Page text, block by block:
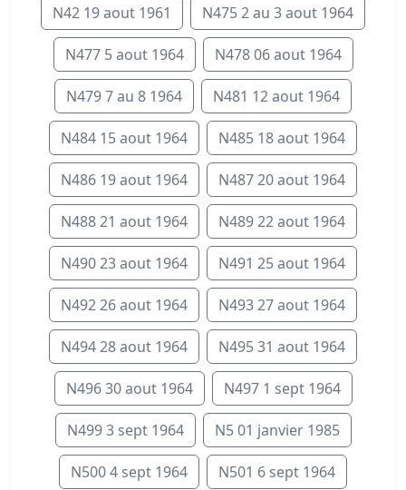
N42 19 aout 1961 N475 2 au 3 aout 1964
N477 5 aout 1964 N478 06 aout 1964
N479 7 au 8 1964 N481 12 aout 1964
N484 15 aout 1964 N485 18 aout 1964
N486 19 aout 1964 N487 20 aout 1964
N488 21 aout 1964 N489 22 aout 1964
N490 23 aout 1964 N491 25 aout 1964
N492 26 aout 1964 N493 27 aout 1964
N494 28 aout 1964 N495 31 aout 1964
N496 30 aout 1964 N497 1 sept 1964
N499 3 sept 1964 N5 01 janvier 1985
N500 4 sept 1964 N501 6 sept 1964